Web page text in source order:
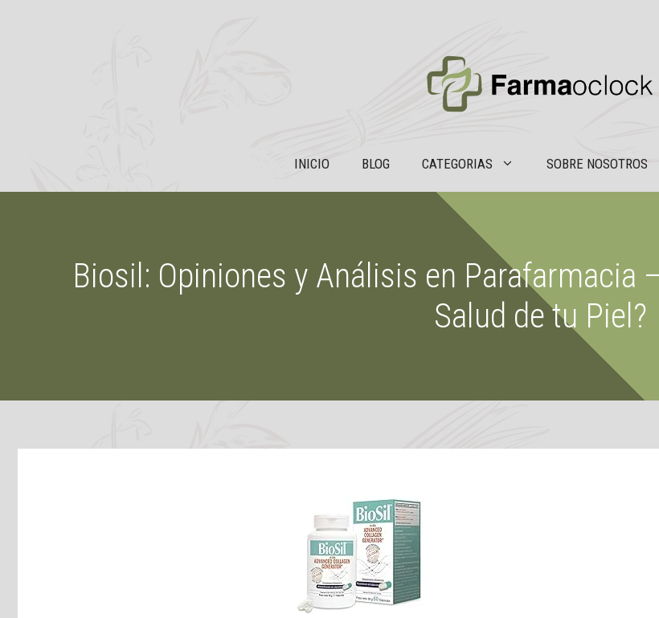
INICIO BLOG CATEGORIAS SOBRE NOSOTROS
Biosil: Opiniones y Análisis en Parafarmacia
Salud de tu Piel?